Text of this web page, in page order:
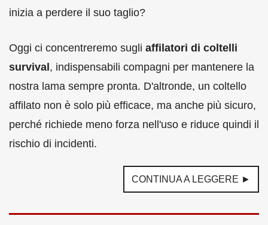
inizia a perdere il suo taglio?
Oggi ci concentreremo sugli affilatori di coltelli
survival, indispensabili compagni per mantenere la
nostra lama sempre pronta. D'altronde, un coltello
affilato non è solo più efficace, ma anche più sicuro,
perché richiede meno forza nell'uso e riduce quindi il
rischio di incidenti.
CONTINUA A LEGGERE ►